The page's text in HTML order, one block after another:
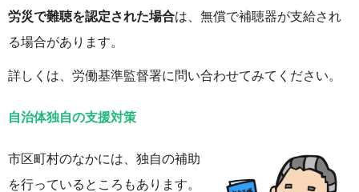
労災で難聴を認定された場合は、無償で補聴器が支給され
る場合があります。
詳しくは、労働基準監督署に問い合わせてみてください。
自治体独自の支援対策
市区町村のなかには、独自の補助
を行っているところもあります。